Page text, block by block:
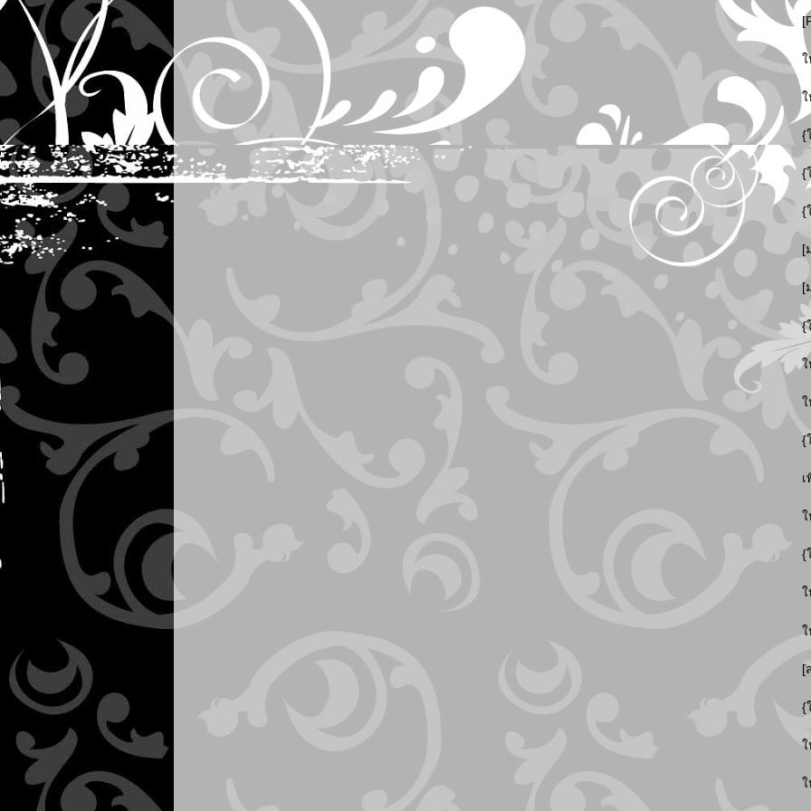
{
{
{
[
[
{
{
{
[
{